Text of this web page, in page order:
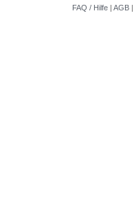
FAQ / Hilfe | AGB